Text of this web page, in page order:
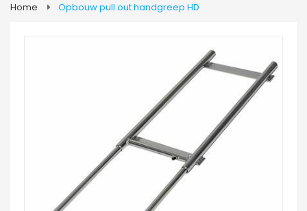
Home Opbouw pull out handgreep HD